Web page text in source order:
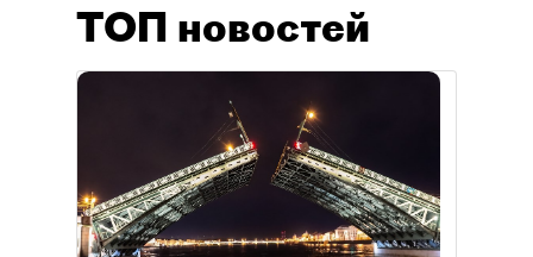
ТОП новостей